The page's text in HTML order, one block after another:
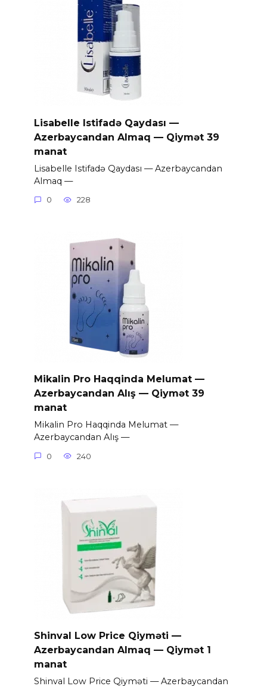
Lisabelle Istifadə Qaydası —
Azerbaycandan Almaq — Qiymət 39
manat
Lisabelle Istifadə Qaydası — Azerbaycandan
Almaq —
0 228
Mikalin Pro Haqqinda Melumat —
Azerbaycandan Alış — Qiymət 39
manat
Mikalin Pro Haqqinda Melumat —
Azerbaycandan Alış —
0 240
Shinval Low Price Qiyməti —
Azerbaycandan Almaq — Qiymət 1
manat
Shinval Low Price Qiyməti — Azerbaycandan